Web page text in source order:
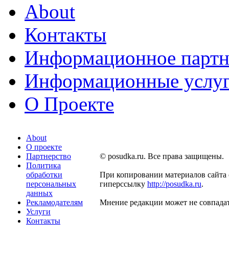
About
Контакты
Информационное
Информационные
О Проекте
About
О проекте
Партнерство
Политика
обработки
персональных
данных
Рекламодателям
Услуги
Контакты
© posudka.ru. Все права защищены.
При копировании материалов сайта
гиперссылку http://posudka.ru.
Мнение редакции может не